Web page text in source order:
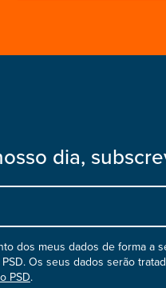
dia,
dos meus dados de forma a
Os seus dados serão
PSD.